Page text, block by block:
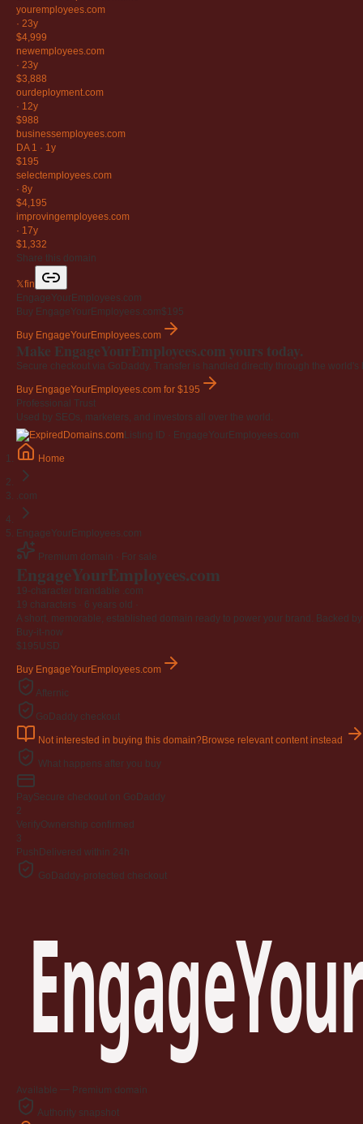
youremployees.com
· 23y
$4,999
newemployees.com
· 23y
$3,888
ourdeployment.com
· 12y
$988
businessemployees.com
DA 1 · 1y
$195
selectemployees.com
· 8y
$4,195
improvingemployees.com
· 17y
$1,332
Share this domain
𝕏fin
EngageYourEmployees.com
Buy EngageYourEmployees.com$195
Buy EngageYourEmployees.com
Make EngageYourEmployees.com yours today.
Secure checkout via GoDaddy. Transfer is handled directly through the world's
Buy EngageYourEmployees.com for $195
Professional Trust
Used by SEOs, marketers, and investors all over the world.
Listing ID · EngageYourEmployees.com
Home
.com
EngageYourEmployees.com
Premium domain · For sale
EngageYourEmployees.com
19-character brandable .com
19 characters · 6 years old
A short, memorable, established domain ready to power your brand. Backed
Buy-it-now
$195USD
Buy EngageYourEmployees.com
Afternic
GoDaddy checkout
Not interested in buying this domain?Browse relevant content instead
What happens after you buy
PaySecure checkout on GoDaddy
2
VerifyOwnership confirmed
3
Push Delivered within 24h
GoDaddy-protected checkout
Available — Premium domain
Authority snapshot